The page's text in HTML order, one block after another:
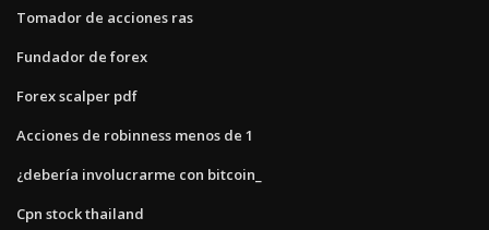
Tomador de acciones ras
Fundador de forex
Forex scalper pdf
Acciones de robinness menos de 1
¿debería involucrarme con bitcoin_
Cpn stock thailand